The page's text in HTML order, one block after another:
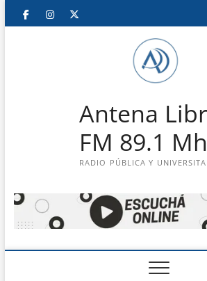
Saltar
FacebookInstagram
Antena
FM 89.1
RADIO PÚBLICA Y